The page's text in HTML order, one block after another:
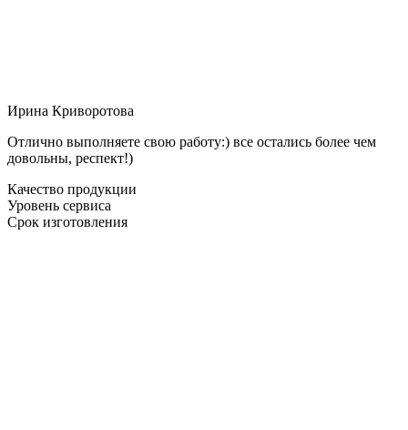
Ирина Криворотова
Отлично выполняете свою работу:) все остались более чем
довольны, респект!)
Качество продукции
Уровень сервиса
Срок изготовления